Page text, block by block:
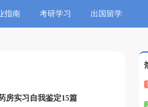
指南 考研学习 出国留学
房实习自我鉴定15篇